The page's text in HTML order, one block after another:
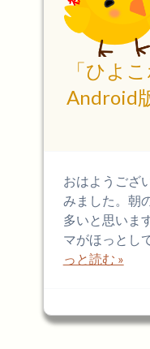
「ひよ
Android
おはようござ
みました。朝
多いと思いま
マがほっとし
っと読む »